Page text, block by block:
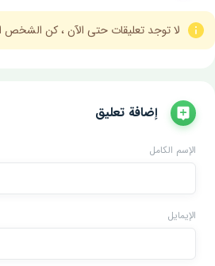
لا توجد تعليقات حتى الآن ، كن الشخص
إضافة تعليق
الإسم الكامل
الإيمايل